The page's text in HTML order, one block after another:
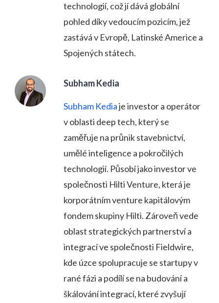
technologií, což jí dává globální
pohled díky vedoucím pozicím, jež
zastává v Evropě, Latinské Americe a
Spojených státech.
Subham Kedia
Subham Kediaje investor a operátor
v oblasti deep tech, který se
zaměřuje na průnik stavebnictví,
umělé inteligence a pokročilých
technologií. Působí jako investor ve
společnosti Hilti Venture, která je
korporátním venture kapitálovým
fondem skupiny Hilti. Zároveň vede
oblast strategických partnerství a
integrací ve společnosti Fieldwire,
kde úzce spolupracuje se startupy v
rané fázi a podílí se na budování a
škálování integrací, které zvyšují